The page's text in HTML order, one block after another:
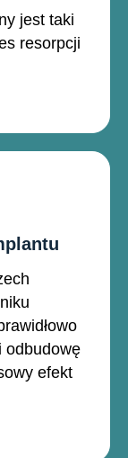
jest taki
resorpcji
odbudowę
efekt